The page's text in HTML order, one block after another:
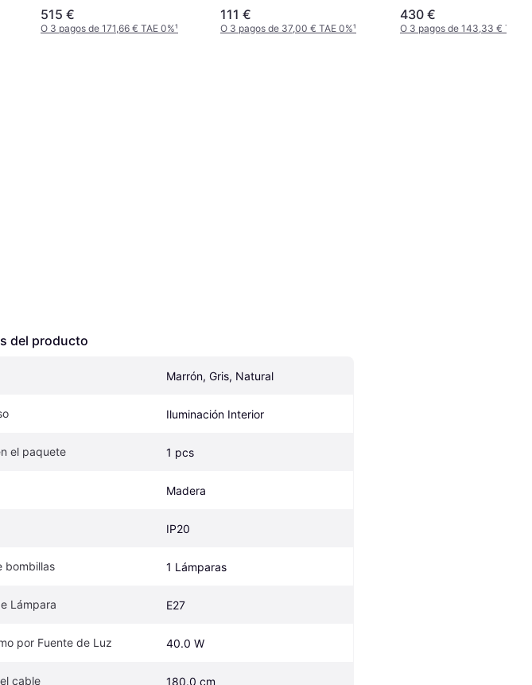
515 €
O 3 pagos de 171,66 € TAE 0%¹
111 €
O 3 pagos de 37,00 € TAE 0%¹
430 €
O 3 pagos de 143,33 € TAE
del producto
Marrón, Gris, Natural
Iluminación Interior
el paquete 1 pcs
Madera
IP20
bombillas 1 Lámparas
Lámpara E27
por Fuente de Luz 40.0 W
cable 180.0 cm